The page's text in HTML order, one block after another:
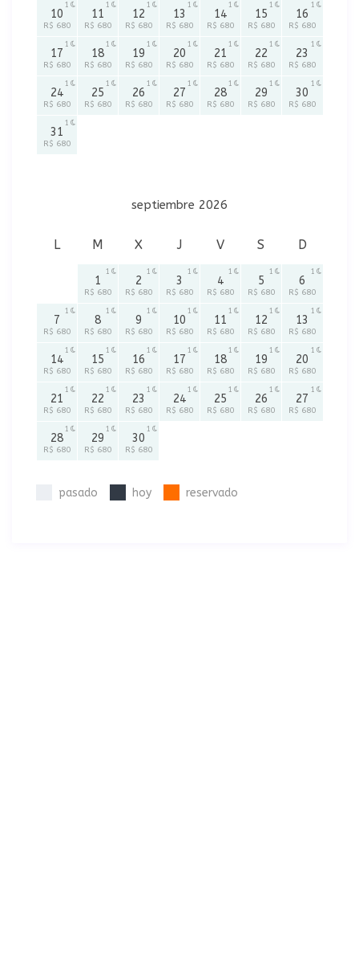
10
R$ 680
1
11
R$ 680
1
12
R$ 680
1
13
R$ 680
1
14
R$ 680
1
15
R$ 680
1
16
R$ 680
1
17
R$ 680
1
18
R$ 680
1
19
R$ 680
1
20
R$ 680
1
21
R$ 680
1
22
R$ 680
1
23
R$ 680
1
24
R$ 680
1
25
R$ 680
1
26
R$ 680
1
27
R$ 680
1
28
R$ 680
1
29
R$ 680
1
30
R$ 680
1
31
R$ 680
1
septiembre 2026
L M X J V S D
1
R$ 680
1
2
R$ 680
1
3
R$ 680
1
4
R$ 680
1
5
R$ 680
1
6
R$ 680
1
7
R$ 680
1
8
R$ 680
1
9
R$ 680
1
10
R$ 680
1
11
R$ 680
1
12
R$ 680
1
13
R$ 680
1
14
R$ 680
1
15
R$ 680
1
16
R$ 680
1
17
R$ 680
1
18
R$ 680
1
19
R$ 680
1
20
R$ 680
1
21
R$ 680
1
22
R$ 680
1
23
R$ 680
1
24
R$ 680
1
25
R$ 680
1
26
R$ 680
1
27
R$ 680
1
28
R$ 680
1
29
R$ 680
1
30
R$ 680
1
pasado hoy reservado